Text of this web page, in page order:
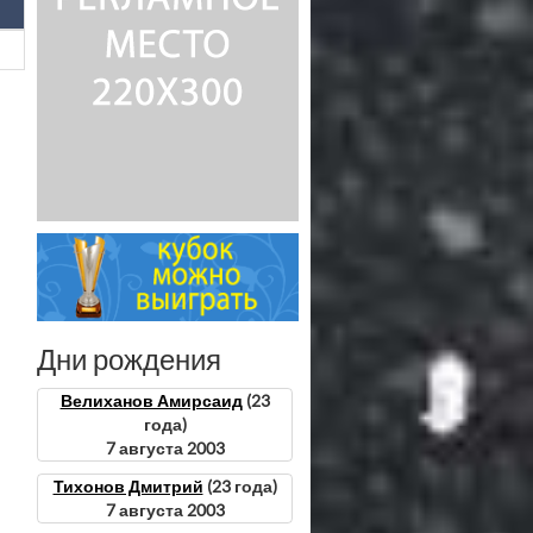
Дни рождения
Велиханов Амирсаид(23
года)
7 августа 2003
Тихонов Дмитрий (23 года)
7 августа 2003